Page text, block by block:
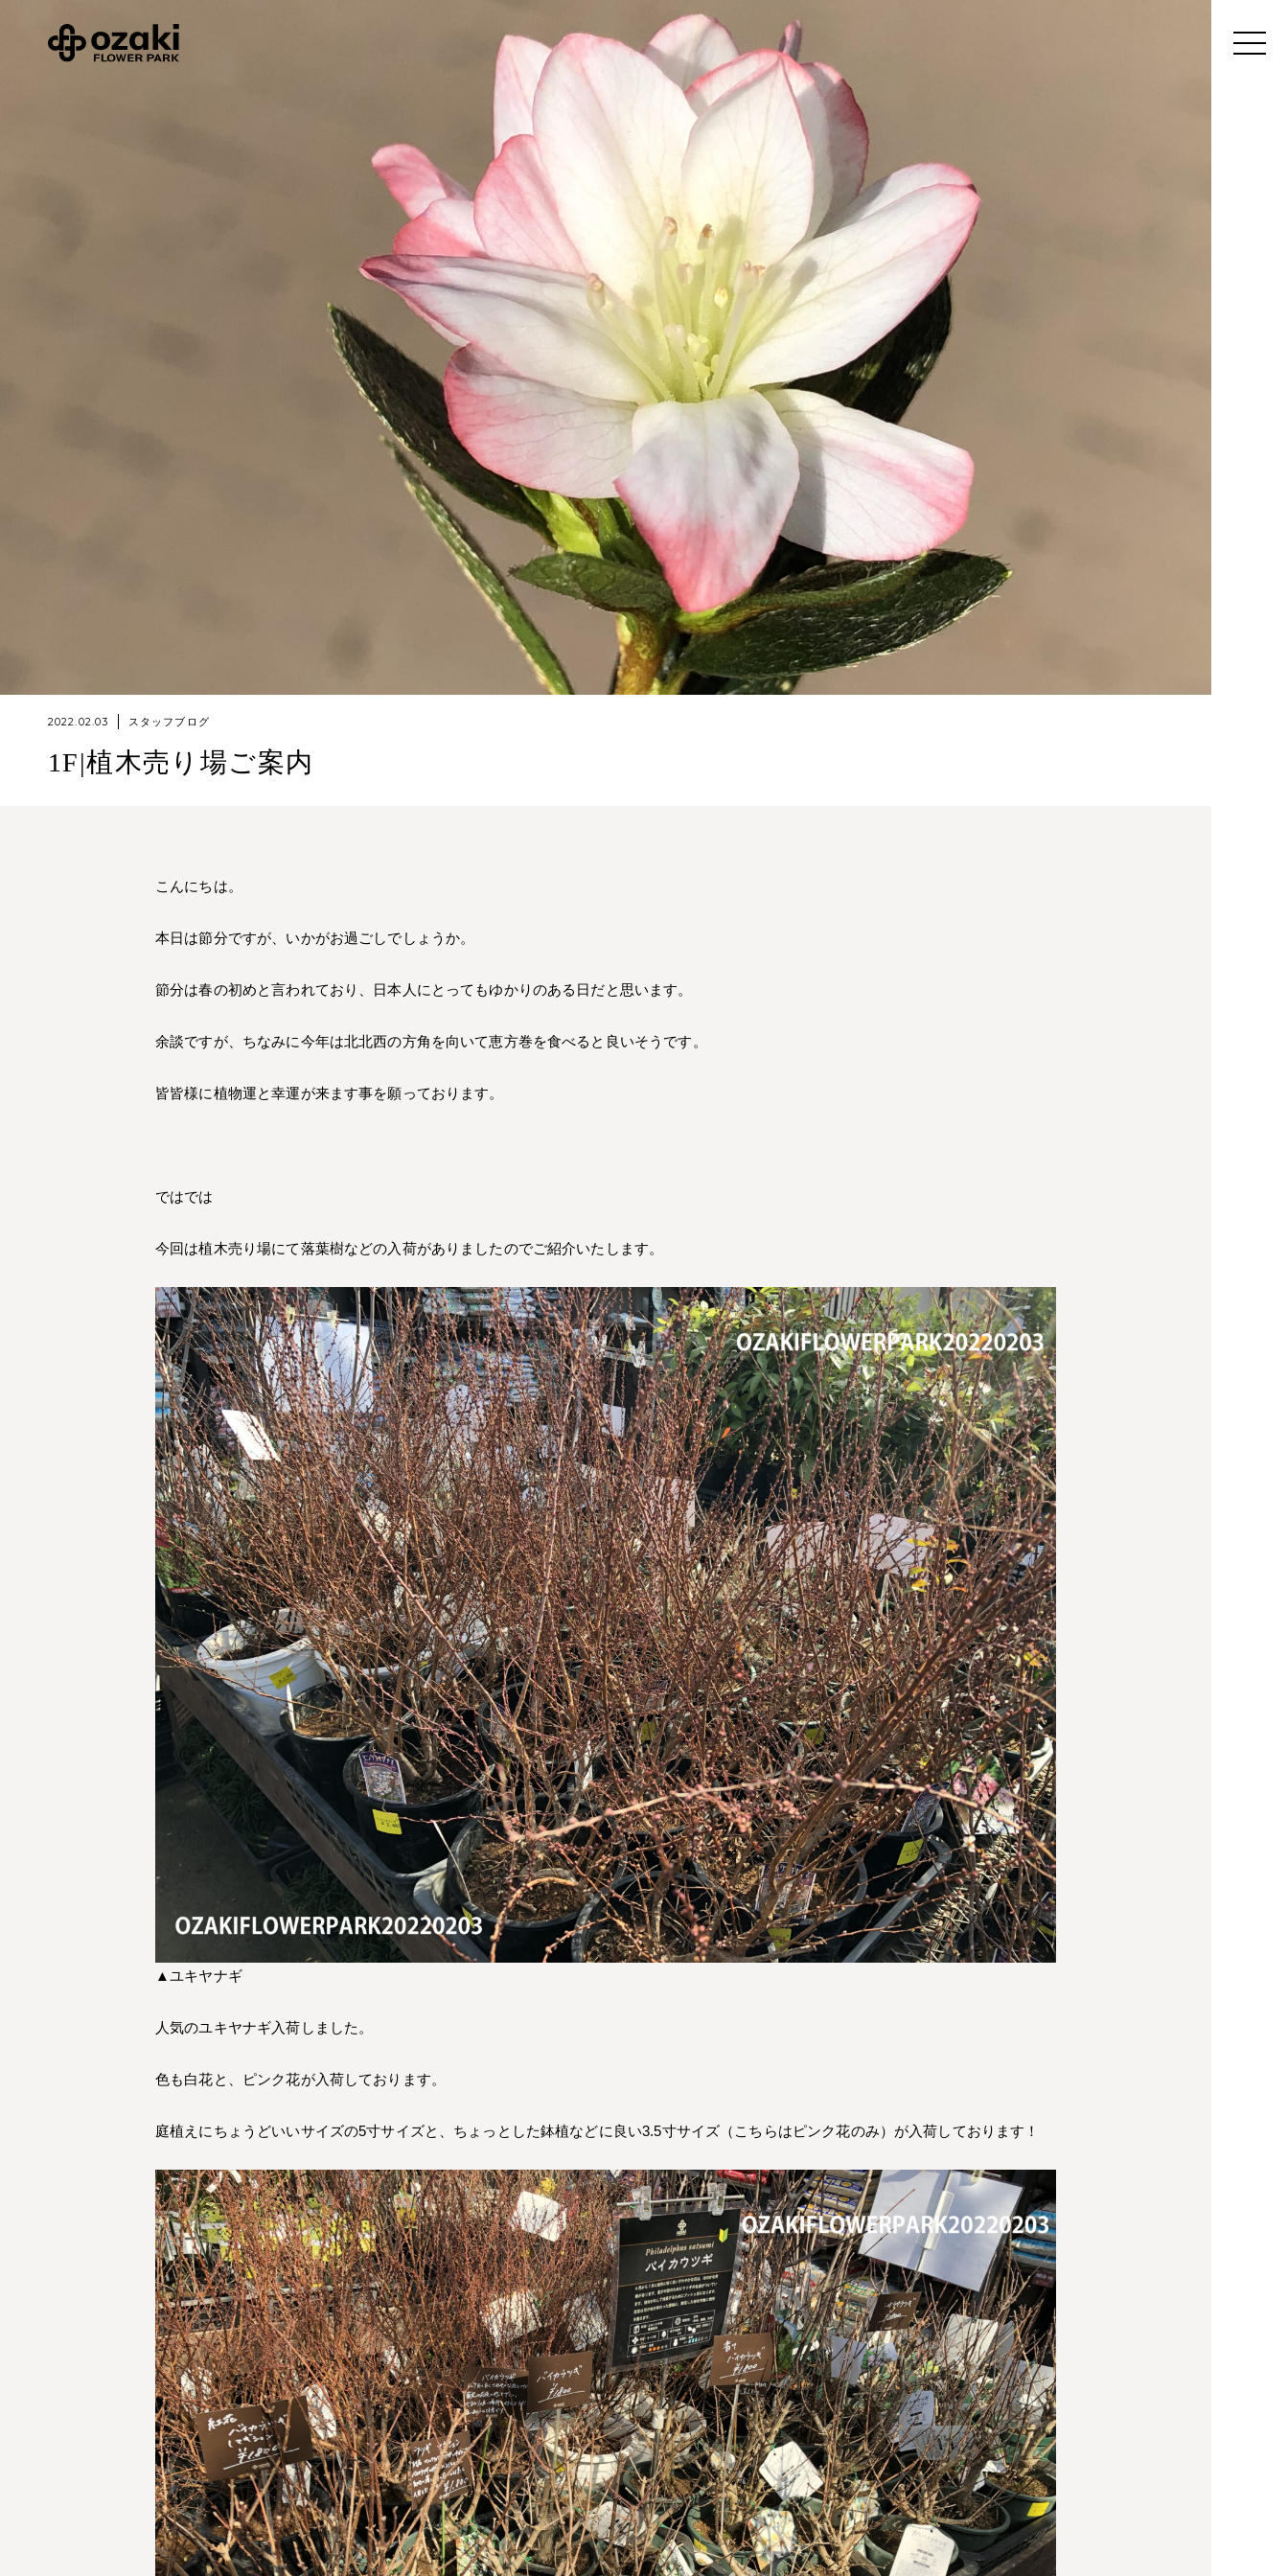
2022.02.03 スタッフブログ
1F|植木売り場ご案内
こんにちは。
本日は節分ですが、いかがお過ごしでしょうか。
節分は春の初めと言われており、日本人にとってもゆかりのある日だと思います。
余談ですが、ちなみに今年は北北西の方角を向いて恵方巻を食べると良いそうです。
皆皆様に植物運と幸運が来ます事を願っております。
ではでは
今回は植木売り場にて落葉樹などの入荷がありましたのでご紹介いたします。
▲ユキヤナギ
人気のユキヤナギ入荷しました。
色も白花と、ピンク花が入荷しております。
庭植えにちょうどいいサイズの5寸サイズと、ちょっとした鉢植などに良い3.5寸サイズ（こちらはピンク花のみ）が入荷しております！